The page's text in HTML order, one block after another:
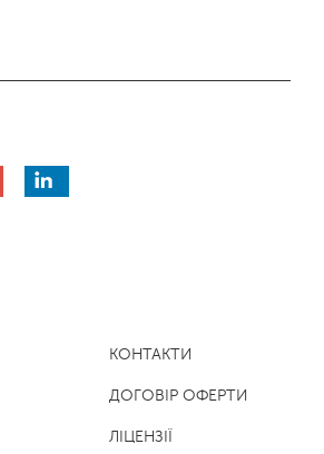
КОНТАКТИ
ДОГОВІР ОФЕРТИ
ЛІЦЕНЗІЇ